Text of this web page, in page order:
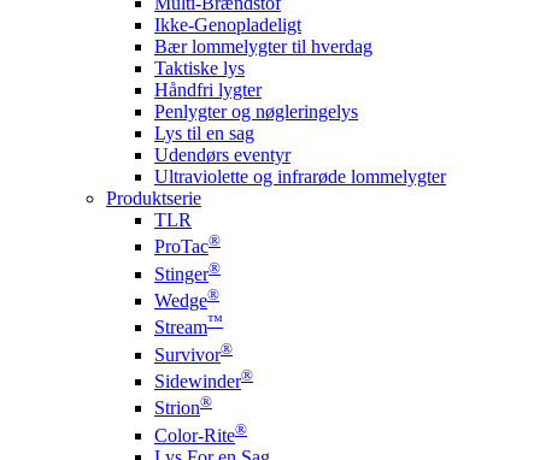
Ikke-Genopladeligt
Bær lommelygter til hverdag
Taktiske lys
Håndfri lygter
Penlygter og nøgleringelys
Lys til en sag
Udendørs eventyr
Ultraviolette og infrarøde lommelygter
Produktserie
TLR
ProTac®
Stinger®
Wedge®
Stream™
Survivor®
Sidewinder®
Strion®
Color-Rite®